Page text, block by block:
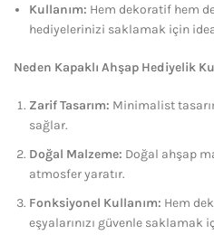
Kullanım: Hem dekoratif hem de
hediyelerinizi saklamak için
Neden Kapaklı Ahşap Hediyelik
Zarif Tasarım: Minimalist
sağlar.
Doğal Malzeme: Doğal ahşap
atmosfer yaratır.
Fonksiyonel Kullanım: Hem
eşyalarınızı güvenle saklamak